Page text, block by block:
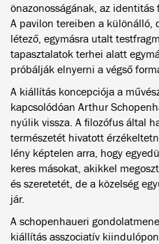
önazonosságának, az
A pavilon tereiben a különálló,
létező, egymásra utalt
tapasztalatok terhei alatt
próbálják elnyerni a végső
A kiállítás koncepciója a
kapcsolódóan Arthur
nyúlik vissza. A filozófus által
természetét hivatott
lény képtelen arra, hogy
keres másokat, akikkel
és szeretetét, de a közelség
jár.
A schopenhaueri
kiállítás asszociatív